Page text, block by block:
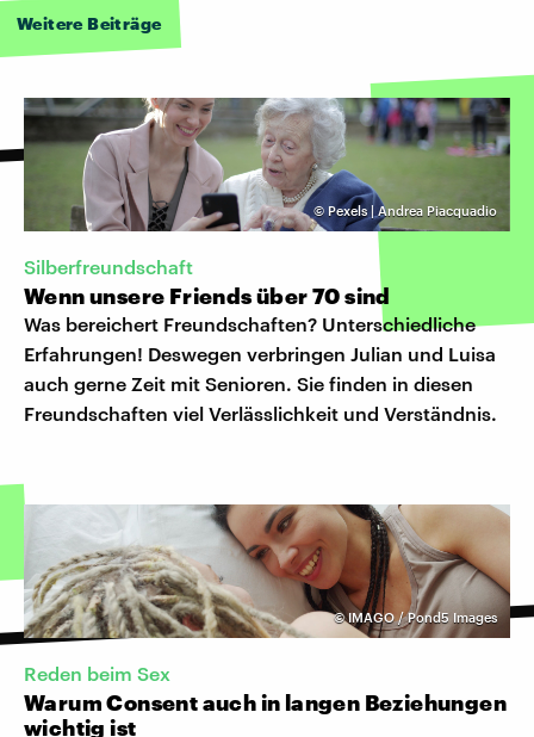
Weitere Beiträge
© Pexels | Andrea Piacquadio
Silberfreundschaft
Wenn unsere Friends über 70 sind
Was bereichert Freundschaften? Unterschiedliche
Erfahrungen! Deswegen verbringen Julian und Luisa
auch gerne Zeit mit Senioren. Sie finden in diesen
Freundschaften viel Verlässlichkeit und Verständnis.
©IMAGO / Pond5 Images
Reden beim Sex
Warum Consent auch in langen Beziehungen
wichtig ist